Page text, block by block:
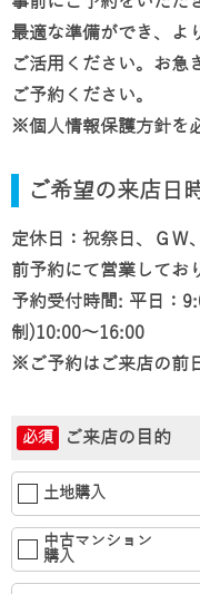
最適な準備ができ、よ
ご活用ください。お急
ご予約ください。
※個人情報保護方針を
ご希望の来店日
定休日：祝祭日、Ｇ
前予約にて営業してお
予約受付時間: 平日：
制)10:00～16:00
※ご予約はご来店の前
必須 ご来店の目的
土地購入
中古マンション
購入